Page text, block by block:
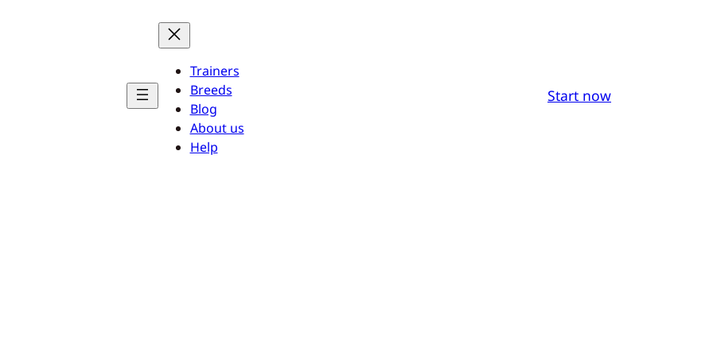
Trainers
Breeds
Blog
About us
Help
Start now